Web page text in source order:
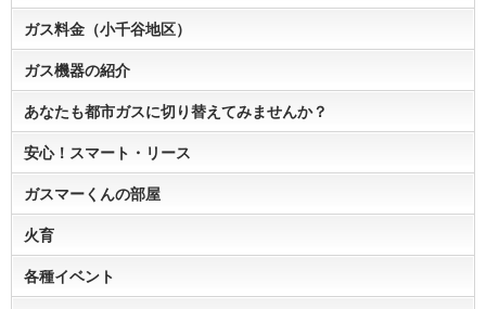
ガス料金（小千谷地区）
ガス機器の紹介
あなたも都市ガスに切り替えてみませんか？
安心！スマート・リース
ガスマーくんの部屋
火育
各種イベント